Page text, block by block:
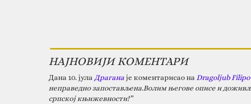
НАЈНОВИЈИ КОМЕНТАРИ
Дана 10. јула Драгана је коментарисао на Dragoljub
неправедно запостављена.Волим његове описе и
српској књижевности!”